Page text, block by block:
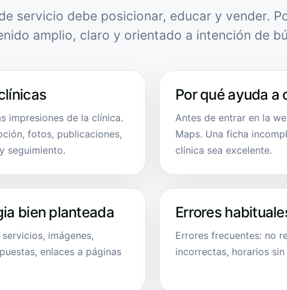
servicio debe posicionar, educar y vender.
amplio, claro y orientado a intención de
impresiones de la clínica.
fotos, publicaciones,
seguimiento.
Por qué ayuda
Antes de entrar en la
Maps. Una ficha
clínica sea excelente.
bien planteada
imágenes,
enlaces a páginas
Errores
Errores frecuentes: no
incorrectas, horarios